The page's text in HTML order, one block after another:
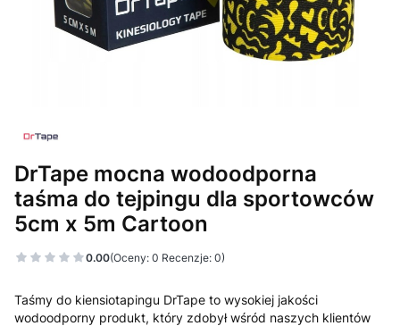
DrTape mocna wodoodporna
taśma do tejpingu dla sportowców
5cm x 5m Cartoon
0.00(Oceny: 0 Recenzje: 0)
Taśmy do kiensiotapingu DrTape to wysokiej jakości
wodoodporny produkt, który zdobył wśród naszych klientów